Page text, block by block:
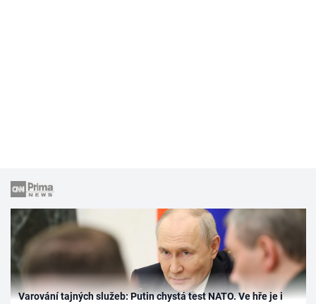
Varování tajných služeb: Putin chystá test NATO. Ve hře je i